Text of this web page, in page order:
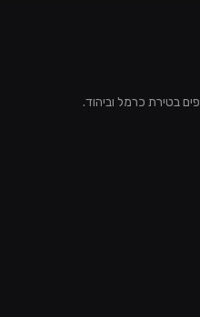
בטירת כרמל וביהוד.